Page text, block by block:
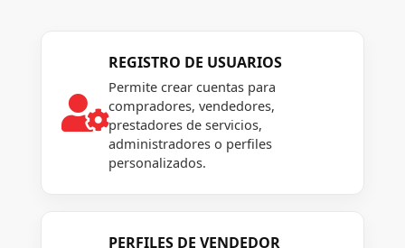

REGISTRO DE USUARIOS
Permite crear cuentas para
compradores, vendedores,
prestadores de servicios,
administradores o perfiles
personalizados.
PERFILES DE VENDEDOR